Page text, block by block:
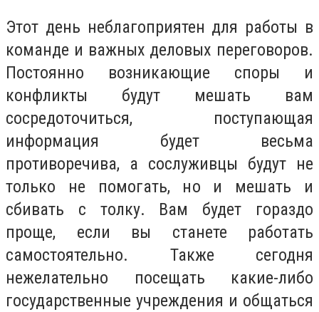
Этот день неблагоприятен для работы в
команде и важных деловых переговоров.
Постоянно возникающие споры и
конфликты будут мешать вам
сосредоточиться, поступающая
информация будет весьма
противоречива, а сослуживцы будут не
только не помогать, но и мешать и
сбивать с толку. Вам будет гораздо
проще, если вы станете работать
самостоятельно. Также сегодня
нежелательно посещать какие-либо
государственные учреждения и общаться